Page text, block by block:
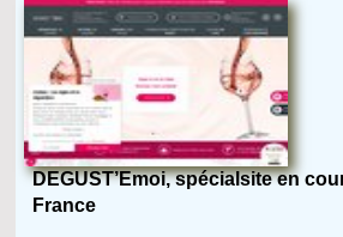
DEGUST’Emoi, spécialsite en
France